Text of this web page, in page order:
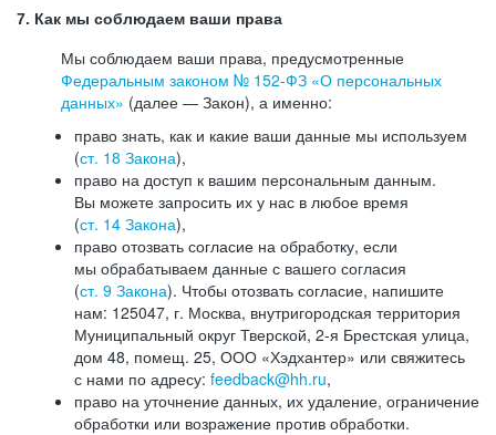
7. Как мы соблюдаем ваши права
Мы соблюдаем ваши права, предусмотренные
Федеральным законом № 152-ФЗ «О персональных
данных» (далее — Закон), а именно:
право знать, как и какие ваши данные мы используем
(ст. 18 Закона),
право на доступ к вашим персональным данным.
Вы можете запросить их у нас в любое время
(ст. 14 Закона),
право отозвать согласие на обработку, если
мы обрабатываем данные с вашего согласия
(ст. 9 Закона). Чтобы отозвать согласие, напишите
нам: 125047, г. Москва, внутригородская территория
Муниципальный округ Тверской, 2-я Брестская улица,
дом 48, помещ. 25, ООО «Хэдхантер» или свяжитесь
с нами по адресу: feedback@hh.ru,
право на уточнение данных, их удаление, ограничение
обработки или возражение против обработки.